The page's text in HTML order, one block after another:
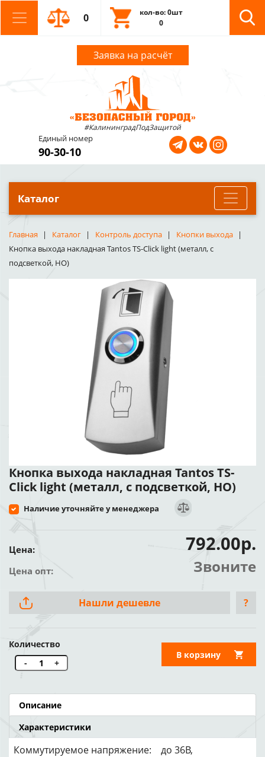
0
кол-во: 0шт
0
Заявка на расчёт
#КалининградПодЗащитой
Единый номер
90-30-10
Каталог
Главная Каталог Контроль доступа
Кнопки выхода
Кнопка выхода накладная Tantos TS-Click light (металл, с
подсветкой, НО)
Кнопка выхода накладная Tantos TS-
Click light (металл, с подсветкой, НО)
Наличие уточняйте у менеджера
Цена: 792.00р.
Цена опт: Звоните
Нашли дешевле ?
Количество
-
+
В корзину
Описание
Характеристики
Коммутируемое напряжение: до 36В,